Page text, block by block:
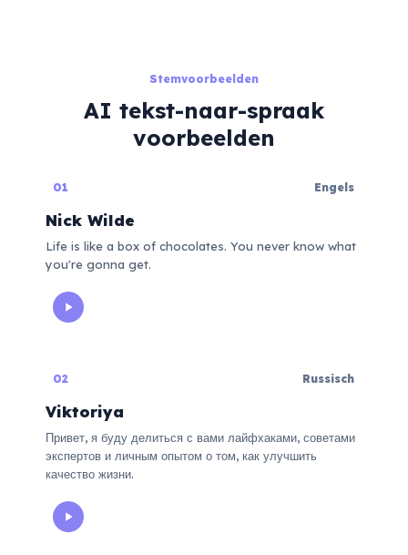
Stemvoorbeelden
AI tekst-naar-spraak
voorbeelden
01 Engels
Nick Wilde
Life is like a box of chocolates. You never know what
you're gonna get.
02 Russisch
Viktoriya
Привет, я буду делиться с вами лайфхаками, советами
экспертов и личным опытом о том, как улучшить
качество жизни.